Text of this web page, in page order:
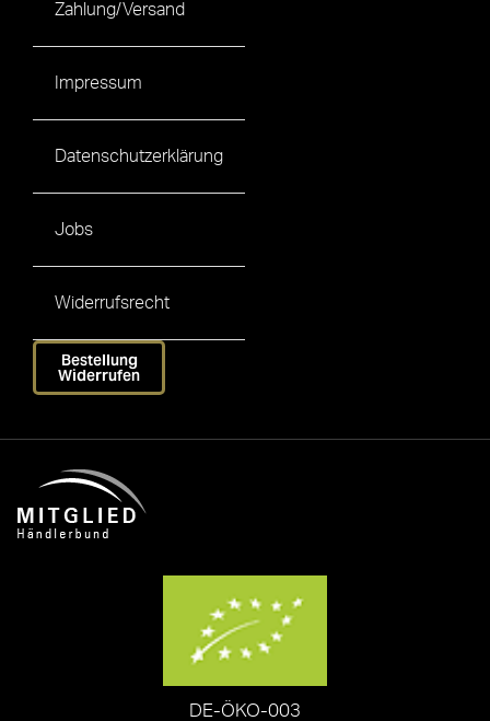
Zahlung/Versand
Impressum
Datenschutzerklärung
Jobs
Widerrufsrecht
Bestellung
Widerrufen
DE-ÖKO-003